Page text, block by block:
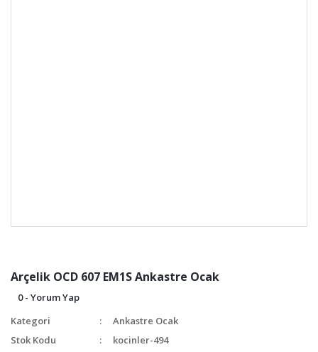
Arçelik OCD 607 EM1S Ankastre Ocak
0 - Yorum Yap
Kategori
Ankastre Ocak
Stok Kodu
kocinler-494